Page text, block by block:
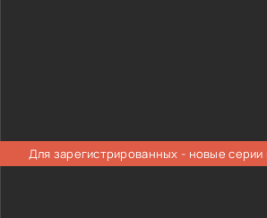
Для зарегистрированных - новые